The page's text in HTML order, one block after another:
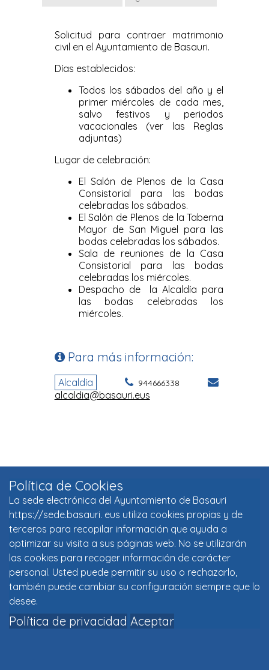
Política de Cookies
La sede electrónica del Ayuntamiento de Basauri
https://sede.basauri. eus utiliza cookies propias y de
terceros para recopilar información que ayuda a
optimizar su visita a sus páginas web. No se utilizarán
las cookies para recoger información de carácter
personal. Usted puede permitir su uso o rechazarlo,
también puede cambiar su configuración siempre que lo
desee.
Política de privacidad Aceptar